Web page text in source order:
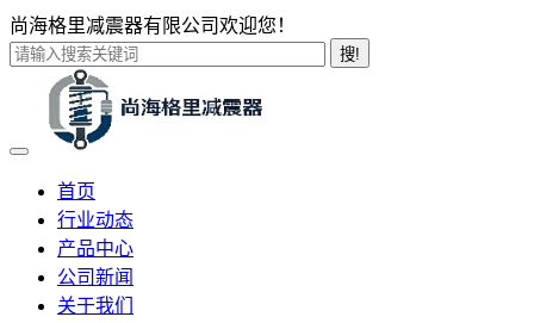
尚海格里减震器有限公司欢迎您！
搜!
首页
行业动态
产品中心
公司新闻
关于我们